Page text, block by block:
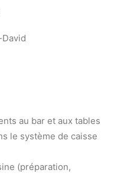
au bar et aux tables
le système de caisse
(préparation,